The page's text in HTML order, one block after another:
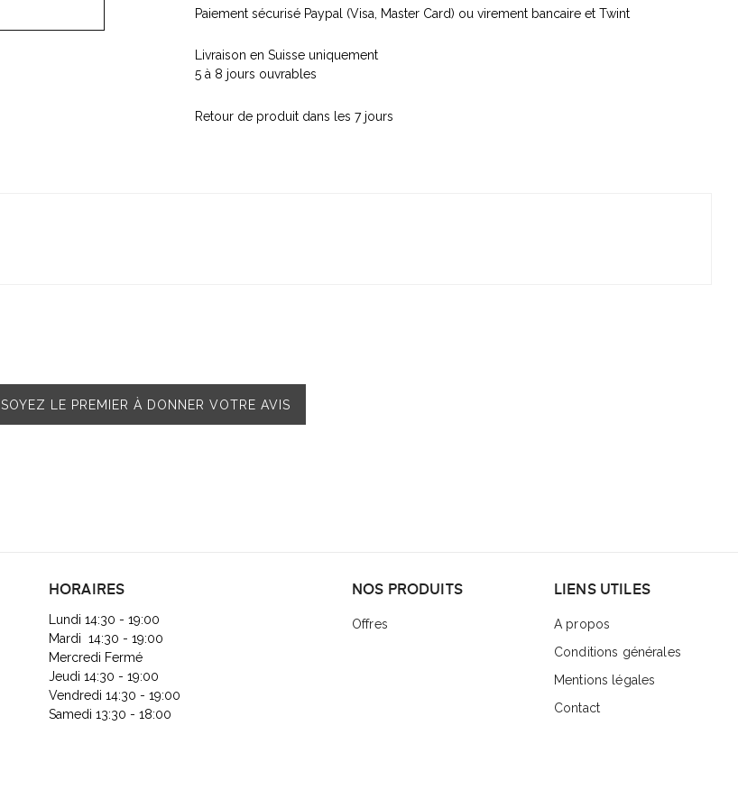
Paiement sécurisé Paypal (Visa, Master Card) ou virement bancaire et Twint
Livraison en Suisse uniquement
5 à 8 jours ouvrables
Retour de produit dans les 7 jours
SOYEZ LE PREMIER À DONNER VOTRE AVIS
HORAIRES
Lundi 14:30 - 19:00
Mardi 14:30 - 19:00
Mercredi Fermé
Jeudi 14:30 - 19:00
Vendredi 14:30 - 19:00
Samedi 13:30 - 18:00
NOS PRODUITS
Offres
LIENS UTILES
A propos
Conditions générales
Mentions légales
Contact